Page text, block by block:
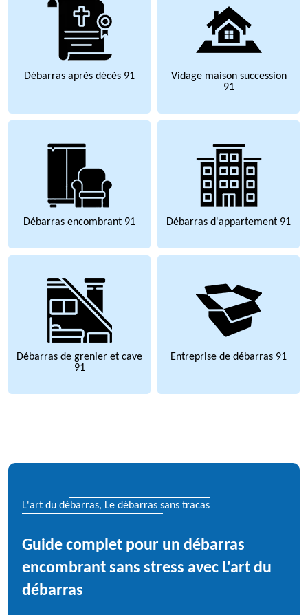
Débarras après décès 91
Vidage maison succession
91
Débarras encombrant 91 Débarras d'appartement 91
Débarras de grenier et cave
91
Entreprise de débarras 91
L'art du débarras, Le débarras sans tracas
Guide complet pour un débarras
encombrant sans stress avec L'art du
débarras